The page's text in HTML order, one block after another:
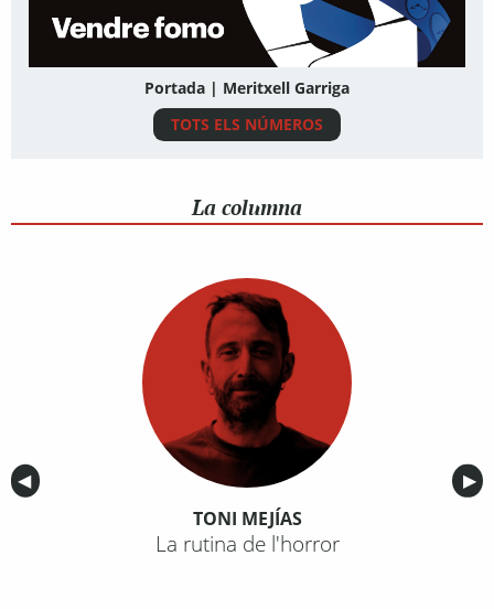
Portada | Meritxell Garriga
TOTS ELS NÚMEROS
La columna
Anterior
◀︎ ▶︎
TONI MEJÍAS
La rutina de l'horror